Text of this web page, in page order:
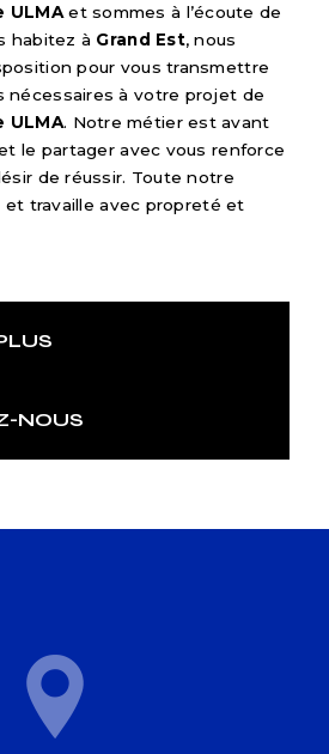
ULMAet sommes à l’écoute de
habitez à Grand Est, nous
pour vous transmettre
nécessaires à votre projet de
ULMA. Notre métier est avant
le partager avec vous renforce
de réussir. Toute notre
et travaille avec propreté et
NOUS